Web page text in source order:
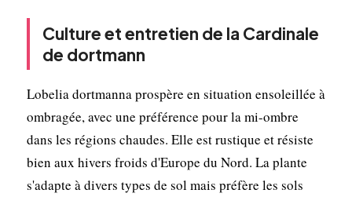
Culture et entretien de la Cardinale
de dortmann
Lobelia dortmanna prospère en situation ensoleillée à
ombragée, avec une préférence pour la mi-ombre
dans les régions chaudes. Elle est rustique et résiste
bien aux hivers froids d'Europe du Nord. La plante
s'adapte à divers types de sol mais préfère les sols